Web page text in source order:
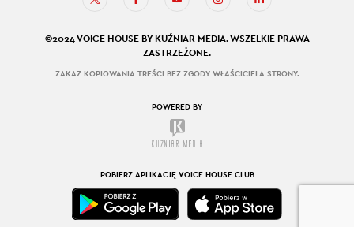
©2024 VOICE HOUSE BY KUŹNIAR MEDIA. WSZELKIE PRAWA
ZASTRZEŻONE.
ZAKAZ KOPIOWANIA TREŚCI BEZ ZGODY WŁAŚCICIELA STRONY.
POWERED BY
POBIERZ APLIKACJĘ VOICE HOUSE CLUB